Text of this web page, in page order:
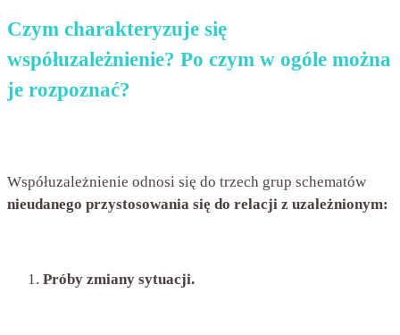
Czym charakteryzuje się
współuzależnienie? Po czym w ogóle można
je rozpoznać?
Współuzależnienie odnosi się do trzech grup schematów
nieudanego przystosowania się do relacji z uzależnionym:
Próby zmiany sytuacji.